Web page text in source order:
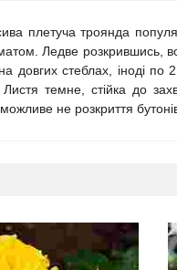
плетуча троянда
Ледве
стеблах, іноді по
темне, стійка до
не розкриття